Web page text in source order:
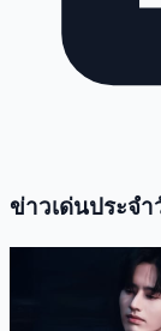
ข่าวเด่นประจำ